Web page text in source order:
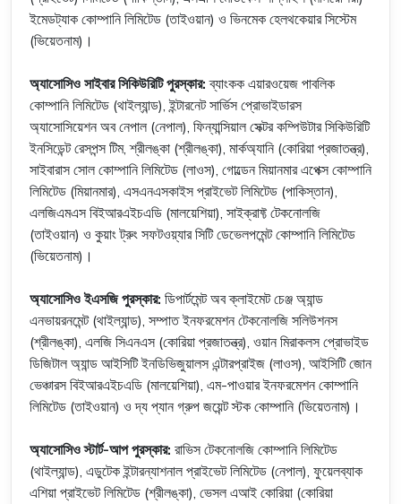
ইমেডট্যাক কোম্পানি লিমিটেড (তাইওয়ান) ও ভিনমেক হেলথকেয়ার সিস্টেম
(ভিয়েতনাম)।
অ্যাসোসিও সাইবার সিকিউরিটি পুরস্কার: ব্যাংকক এয়ারওয়েজ পাবলিক
কোম্পানি লিমিটেড (থাইল্যান্ড), ইন্টারনেট সার্ভিস প্রোভাইডারস
অ্যাসোসিয়েশন অব নেপাল (নেপাল), ফিন্যান্সিয়াল সেক্টর কম্পিউটার সিকিউরিটি
ইনসিডেন্ট রেসপন্স টিম, শ্রীলঙ্কা (শ্রীলঙ্কা), মার্কঅ্যানি (কোরিয়া প্রজাতন্ত্র),
সাইবারাস সোল কোম্পানি লিমিটেড (লাওস), গোল্ডেন মিয়ানমার এপেক্স কোম্পানি
লিমিটেড (মিয়ানমার), এসএনএসকাইস প্রাইভেট লিমিটেড (পাকিস্তান),
এলজিএমএস বিইআরএইচএডি (মালয়েশিয়া), সাইক্রাফ্ট টেকনোলজি
(তাইওয়ান) ও কুয়াং ট্রুং সফটওয়্যার সিটি ডেভেলপমেন্ট কোম্পানি লিমিটেড
(ভিয়েতনাম)।
অ্যাসোসিও ইএসজি পুরস্কার: ডিপার্টমেন্ট অব ক্লাইমেট চেঞ্জ অ্যান্ড
এনভায়রনমেন্ট (থাইল্যান্ড), সম্পাত ইনফরমেশন টেকনোলজি সলিউশনস
(শ্রীলঙ্কা), এলজি সিএনএস (কোরিয়া প্রজাতন্ত্র), ওয়ান মিরাকলস প্রোভাইড
ডিজিটাল অ্যান্ড আইসিটি ইনডিভিজুয়ালস এন্টারপ্রাইজ (লাওস), আইসিটি জোন
ভেঞ্চারস বিইআরএইচএডি (মালয়েশিয়া), এম-পাওয়ার ইনফরমেশন কোম্পানি
লিমিটেড (তাইওয়ান) ও দ্য প্যান গ্রুপ জয়েন্ট স্টক কোম্পানি (ভিয়েতনাম)।
অ্যাসোসিও স্টার্ট-আপ পুরস্কার: রাভিস টেকনোলজি কোম্পানি লিমিটেড
(থাইল্যান্ড), এডুটেক ইন্টারন্যাশনাল প্রাইভেট লিমিটেড (নেপাল), ফুয়েলব্যাক
এশিয়া প্রাইভেট লিমিটেড (শ্রীলঙ্কা), ভেসল এআই কোরিয়া (কোরিয়া